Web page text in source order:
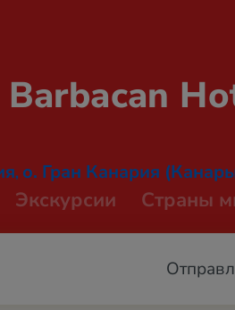
, о. Гран Канария
Экскурсии Страны